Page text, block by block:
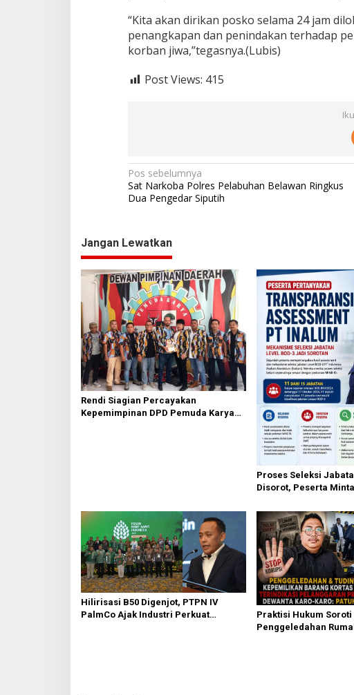
“Kita akan dirikan posko selama 24 jam
penangkapan dan penindakan terhadap
korban jiwa,”tegasnya.(Lubis)
Post Views: 415
N
a
i
g
a
s
i
p
o
s
Pos sebelumnya
Sat Narkoba Polres Pelabuhan Belawan Ringkus
Dua Pengedar Siputih
Jangan Lewatkan
Rendi Siagian Percayakan
Kepemimpinan DPD Pemuda Karya
Proses Seleksi
Disorot, Peserta
Hilirisasi B50 Digenjot, PTPN IV
PalmCo Ajak Industri Perkuat
Praktisi Hukum Soroti
Penggeledahan